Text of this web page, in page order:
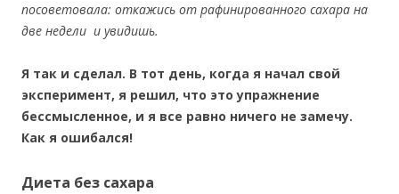
посоветовала: откажись от рафинированного сахара на
две недели и увидишь.
Я так и сделал. В тот день, когда я начал свой
эксперимент, я решил, что это упражнение
бессмысленное, и я все равно ничего не замечу.
Как я ошибался!
Диета без сахара